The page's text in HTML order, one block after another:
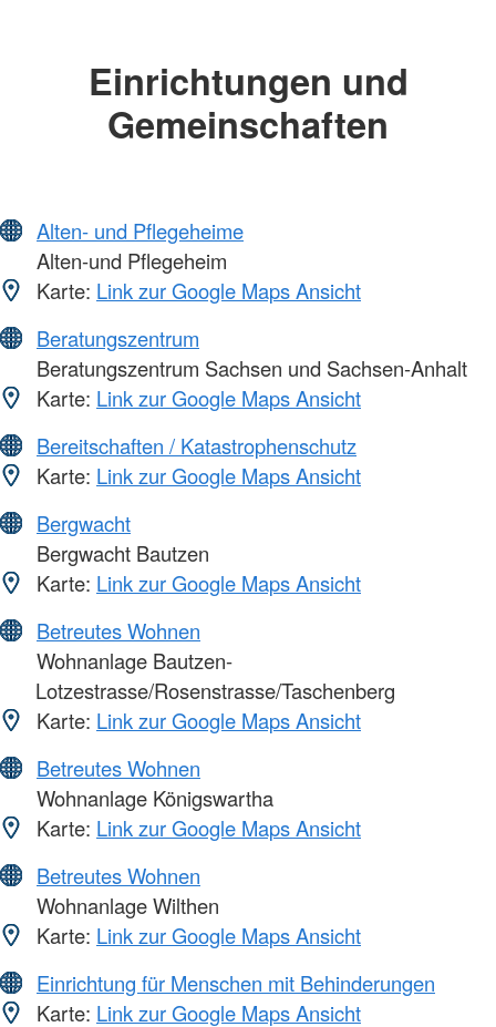
Einrichtungen und
Gemeinschaften
Alten- und Pflegeheime
Alten-und Pflegeheim
Karte: Link zur Google Maps Ansicht
Beratungszentrum
Beratungszentrum Sachsen und Sachsen-Anhalt
Karte: Link zur Google Maps Ansicht
Bereitschaften / Katastrophenschutz
Karte: Link zur Google Maps Ansicht
Bergwacht
Bergwacht Bautzen
Karte: Link zur Google Maps Ansicht
Betreutes Wohnen
Wohnanlage Bautzen-
Lotzestrasse/Rosenstrasse/Taschenberg
Karte: Link zur Google Maps Ansicht
Betreutes Wohnen
Wohnanlage Königswartha
Karte: Link zur Google Maps Ansicht
Betreutes Wohnen
Wohnanlage Wilthen
Karte: Link zur Google Maps Ansicht
Einrichtung für Menschen mit Behinderungen
Karte: Link zur Google Maps Ansicht